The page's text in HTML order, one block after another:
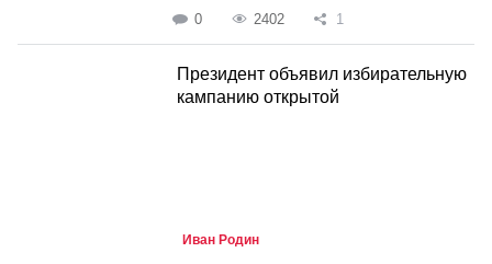
0 2402 1
Президент объявил избирательную
кампанию открытой
Иван Родин